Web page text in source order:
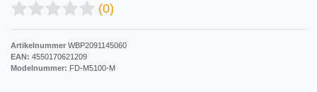
(0)
Artikelnummer WBP2091145060
EAN: 4550170621209
Modelnummer: FD-M5100-M